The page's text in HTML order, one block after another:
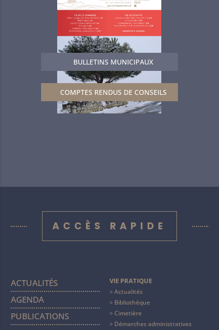
BULLETINS MUNICIPAUX
COMPTES RENDUS DE CONSEILS
ACCÈS RAPIDE
ACTUALITÉS
AGENDA
PUBLICATIONS
VIE PRATIQUE
Actualités
Bibliothèque
Cimetière
Démarches administratives